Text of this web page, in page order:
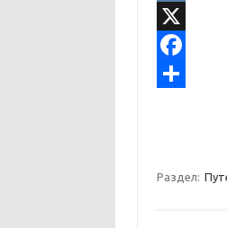
e
g
n
o
V
KX
Раздел: